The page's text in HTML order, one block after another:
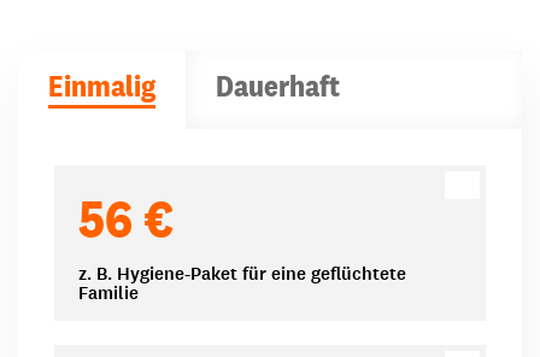
Einmalig Dauerhaft
56 €
z. B. Hygiene-Paket für eine geflüchtete
Familie